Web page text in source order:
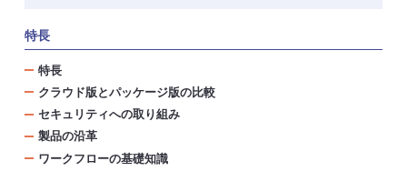
特長
特長
クラウド版とパッケージ版の比較
セキュリティへの取り組み
製品の沿革
ワークフローの基礎知識